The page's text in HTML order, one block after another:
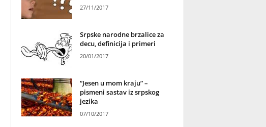
27/11/2017
Srpske narodne brzalice za
decu, definicija i primeri
20/01/2017
“Jesen u mom kraju” –
pismeni sastav iz srpskog
jezika
07/10/2017